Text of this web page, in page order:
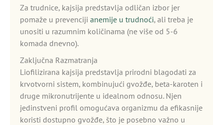
Za trudnice, kajsija predstavlja odličan izbor jer
pomaže u prevenciji anemije u trudnoći, ali treba je
unositi u razumnim količinama (ne više od 5-6
komada dnevno).
Zaključna Razmatranja
Liofilizirana kajsija predstavlja prirodni blagodati za
krvotvorni sistem, kombinujući gvožđe, beta-karoten i
druge mikronutrijente u idealnom odnosu. Njen
jedinstveni profil omogućava organizmu da efikasnije
koristi dostupno gvožđe, što je posebno važno u